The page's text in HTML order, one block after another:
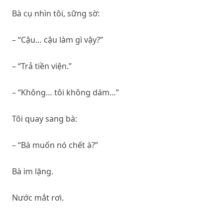
Bà cụ nhìn tôi, sững sờ:
– “Cậu… cậu làm gì vậy?”
– “Trả tiền viện.”
– “Không… tôi không dám…”
Tôi quay sang bà:
– “Bà muốn nó chết à?”
Bà im lặng.
Nước mắt rơi.